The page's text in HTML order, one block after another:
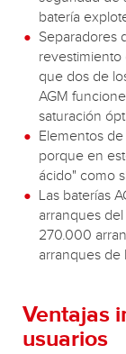
batería
Separadores
revestimiento
que dos de
AGM
saturación
Elementos
porque en
ácido" como
Las baterías
arranques
270.000
arranques de
Ventajas
usuarios